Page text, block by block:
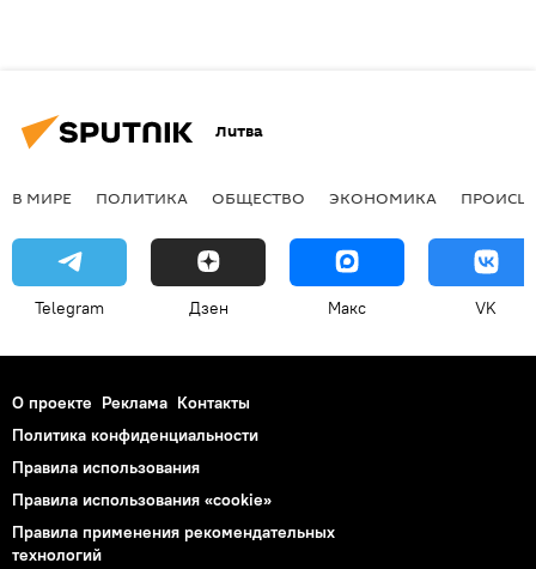
Литва
В МИРЕ ПОЛИТИКА ОБЩЕСТВО ЭКОНОМИКА
Telegram Дзен Макс VK
О проекте Реклама Контакты
Политика конфиденциальности
Правила использования
Правила использования «cookie»
Правила применения рекомендательных
технологий